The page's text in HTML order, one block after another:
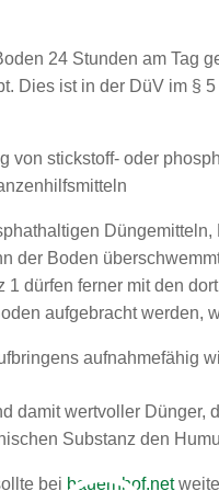
24 Stunden am Tag
Dies ist in der DüV im §
von stickstoff- oder
der Boden
dürfen ferner mit den
aufgebracht werden,
aufnahmefähig
damit wertvoller Dünger,
Substanz den
bei bauernhof.net